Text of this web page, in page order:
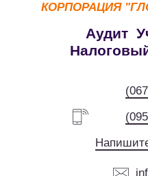
КОРПОРАЦИЯ
Аудит